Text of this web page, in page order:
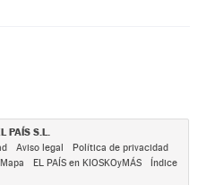
PAÍS S.L.
Aviso legal
Política de privacidad
Mapa EL PAÍS en KIOSKOyMÁS
Índice